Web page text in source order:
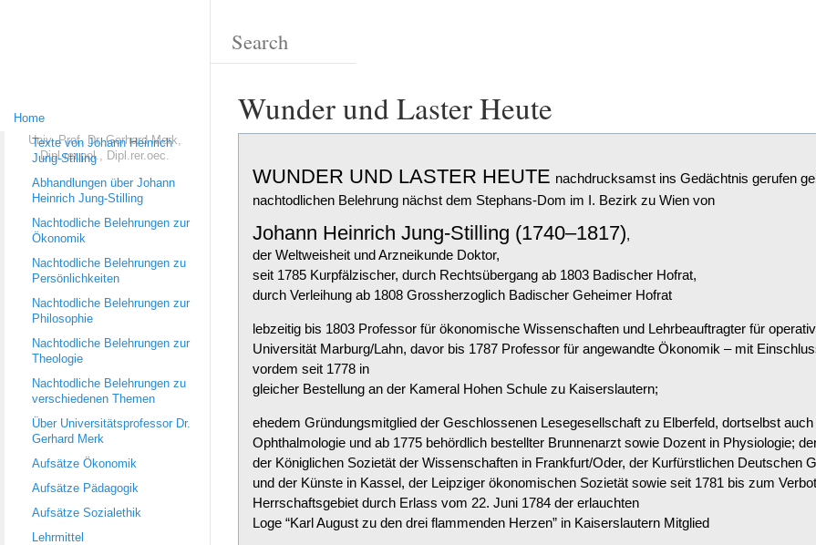
Univ.-Prof. Dr. Gerhard Merk,
Dipl.rer.pol., Dipl.rer.oec.
Home
Texte von Johann Heinrich
Jung-Stilling
Abhandlungen über Johann
Heinrich Jung-Stilling
Nachtodliche Belehrungen zur
Ökonomik
Nachtodliche Belehrungen zu
Persönlichkeiten
Nachtodliche Belehrungen zur
Philosophie
Nachtodliche Belehrungen zur
Theologie
Nachtodliche Belehrungen zu
verschiedenen Themen
Über Universitätsprofessor Dr.
Gerhard Merk
Aufsätze Ökonomik
Aufsätze Pädagogik
Aufsätze Sozialethik
Lehrmittel
Wunder und Laster Heute
WUNDER UND LASTER HEUTE nachdrucksamst ins Gedächtnis gerufen
nachtodlichen Belehrung nächst dem Stephans-Dom im I. Bezirk zu Wien von
Johann Heinrich Jung-Stilling (1740–1817),
der Weltweisheit und Arzneikunde Doktor,
seit 1785 Kurpfälzischer, durch Rechtsübergang ab 1803 Badischer Hofrat,
durch Verleihung ab 1808 Grossherzoglich Badischer Geheimer Hofrat
lebzeitig bis 1803 Professor für ökonomische Wissenschaften und Lehrbeauftragter für
Universität Marburg/Lahn, davor bis 1787 Professor für angewandte Ökonomik – mit
vordem seit 1778 in
gleicher Bestellung an der Kameral Hohen Schule zu Kaiserslautern;
ehedem Gründungsmitglied der Geschlossenen Lesegesellschaft zu Elberfeld, dortselbst
Ophthalmologie und ab 1775 behördlich bestellter Brunnenarzt sowie Dozent in Physiologie;
der Königlichen Sozietät der Wissenschaften in Frankfurt/Oder, der Kurfürstlichen Deutschen
und der Künste in Kassel, der Leipziger ökonomischen Sozietät sowie seit 1781 bis zum
Herrschaftsgebiet durch Erlass vom 22. Juni 1784 der erlauchten
Loge “Karl August zu den drei flammenden Herzen” in Kaiserslautern Mitglied